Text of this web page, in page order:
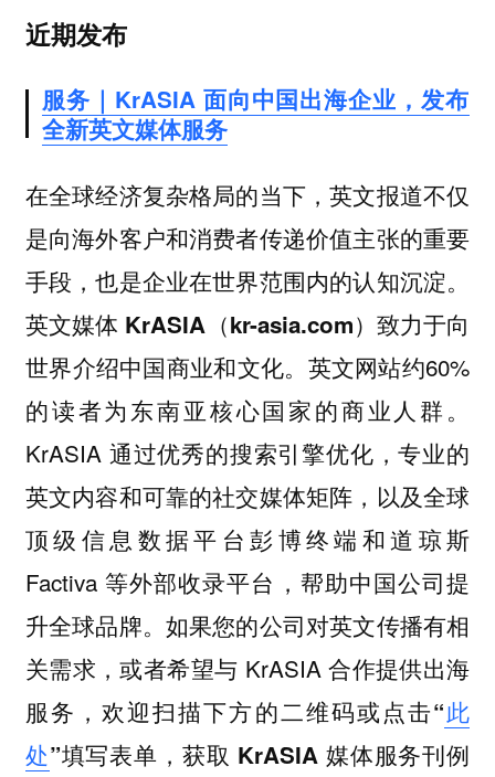
近期发布
服务｜KrASIA 面向中国出海企业，发布
全新英文媒体服务
在全球经济复杂格局的当下，英文报道不仅
是向海外客户和消费者传递价值主张的重要
手段，也是企业在世界范围内的认知沉淀。
英文媒体 KrASIA（kr-asia.com）致力于向
世界介绍中国商业和文化。 英文网站约60%
的读者为东南亚核心国家的商业人群。
KrASIA 通过优秀的搜索引擎优化，专业的
英文内容和可靠的社交媒体矩阵，以及全球
顶级信息数据平台彭博终端和道琼斯
Factiva 等外部收录平台，帮助中国公司提
升全球品牌。如果您的公司对英文传播有相
关需求，或者希望与 KrASIA 合作提供出海
服务，欢迎扫描下方的二维码或点击“此
处”填写表单，获取 KrASIA 媒体服务刊例